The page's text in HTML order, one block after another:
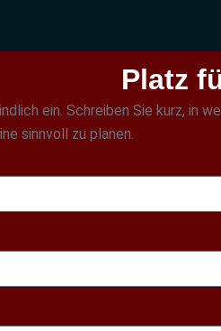
Platz
ein. Schreiben Sie kurz, in
sinnvoll zu planen.